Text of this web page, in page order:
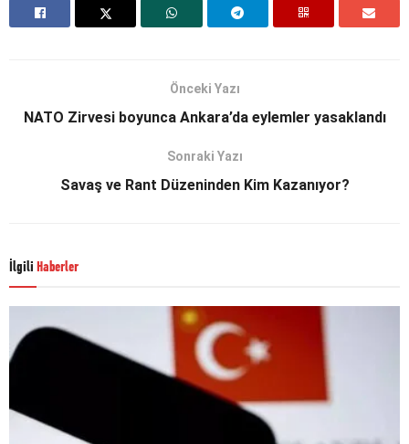
Önceki Yazı
NATO Zirvesi boyunca Ankara’da eylemler yasaklandı
Sonraki Yazı
Savaş ve Rant Düzeninden Kim Kazanıyor?
İlgili Haberler